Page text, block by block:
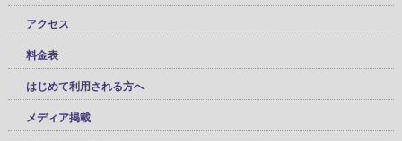
アクセス
料金表
はじめて利用される方へ
メディア掲載